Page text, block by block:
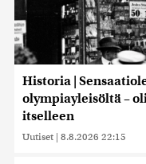
Historia |
olympiayleisöltä –
itselleen
Uutiset | 8.8.2026 22:15